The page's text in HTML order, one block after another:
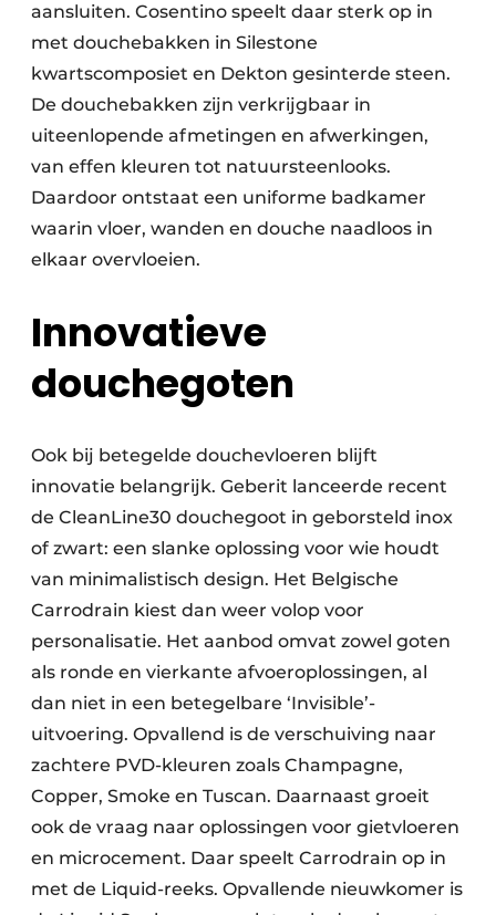
aansluiten. Cosentino speelt daar sterk op in
met douchebakken in Silestone
kwartscomposiet en Dekton gesinterde steen.
De douchebakken zijn verkrijgbaar in
uiteenlopende afmetingen en afwerkingen,
van effen kleuren tot natuursteenlooks.
Daardoor ontstaat een uniforme badkamer
waarin vloer, wanden en douche naadloos in
elkaar overvloeien.
Innovatieve
douchegoten
Ook bij betegelde douchevloeren blijft
innovatie belangrijk. Geberit lanceerde recent
de CleanLine30 douchegoot in geborsteld inox
of zwart: een slanke oplossing voor wie houdt
van minimalistisch design. Het Belgische
Carrodrain kiest dan weer volop voor
personalisatie. Het aanbod omvat zowel goten
als ronde en vierkante afvoeroplossingen, al
dan niet in een betegelbare ‘Invisible’-
uitvoering. Opvallend is de verschuiving naar
zachtere PVD-kleuren zoals Champagne,
Copper, Smoke en Tuscan. Daarnaast groeit
ook de vraag naar oplossingen voor gietvloeren
en microcement. Daar speelt Carrodrain op in
met de Liquid-reeks. Opvallende nieuwkomer is